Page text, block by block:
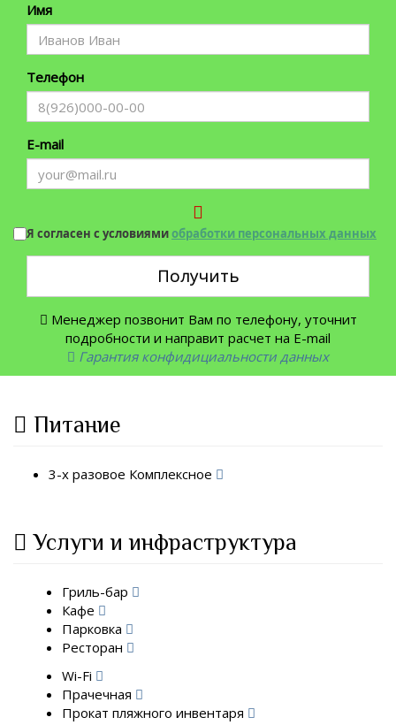
Имя
Телефон
E-mail
Я согласен с условиямиобработки персональных данных
Получить
Менеджер позвонит Вам по телефону, уточнит
подробности и направит расчет на E-mail
Гарантия конфидициальности данных
Питание
3-х разовое Комплексное
Услуги и инфраструктура
Гриль-бар
Кафе
Парковка
Ресторан
Wi-Fi
Прачечная
Прокат пляжного инвентаря